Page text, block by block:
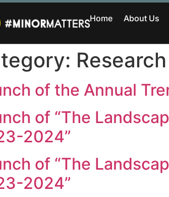
Home About Us
Research
of the Annual
of “The
2024”
of “The
2024”